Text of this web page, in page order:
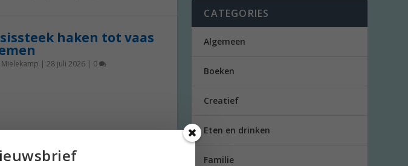
haken tot vaas
| 28 juli 2026| 0
CATEGORIES
Algemeen
Boeken
Creatief
Eten en drinken
Familie